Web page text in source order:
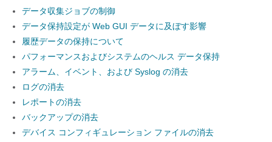
データ収集ジョブの制御
データ保持設定が Web GUI データに及ぼす影響
履歴データの保持について
パフォーマンスおよびシステムのヘルス データ保持
アラーム、イベント、および Syslog の消去
ログの消去
レポートの消去
バックアップの消去
デバイス コンフィギュレーション ファイルの消去